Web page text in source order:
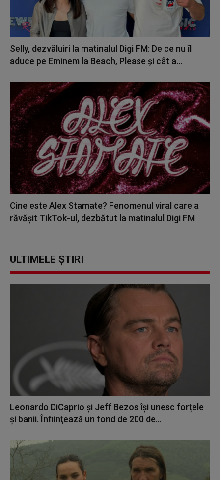
Selly, dezvăluiri la matinalul Digi FM: De ce nu îl
aduce pe Eminem la Beach, Please și cât a...
Cine este Alex Stamate? Fenomenul viral care a
răvășit TikTok-ul, dezbătut la matinalul Digi FM
ULTIMELE ȘTIRI
Leonardo DiCaprio şi Jeff Bezos își unesc forțele
și banii. Înfiinţează un fond de 200 de...